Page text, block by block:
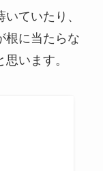
ていたり、
根に当たらな
います。